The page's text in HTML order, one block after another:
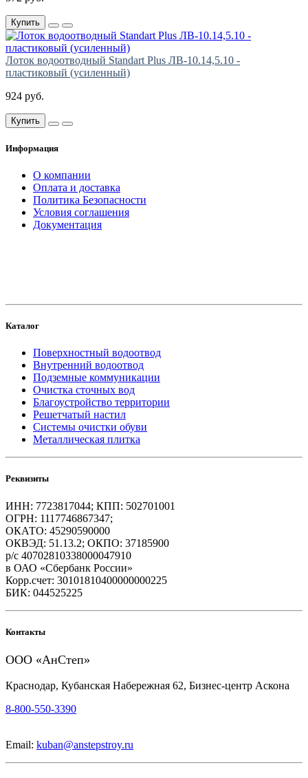
Купить
Лоток водоотводный Standart Plus ЛВ-10.14,5.10 -
пластиковый (усиленный)
924 руб.
Купить
Информация
О компании
Оплата и доставка
Политика Безопасности
Условия соглашения
Документация
Каталог
Поверхностный водоотвод
Внутренний водоотвод
Подземные коммуникации
Очистка сточных вод
Благоустройство территории
Решетчатый настил
Системы очистки обуви
Металлическая плитка
Реквизиты
ИНН: 7723817044; КПП: 502701001
ОГРН: 1117746867347;
ОКАТО: 45290590000
ОКВЭД: 51.13.2; ОКПО: 37185900
р/с 40702810338000047910
в ОАО «Сбербанк России»
Корр.счет: 30101810400000000225
БИК: 044525225
Контакты
ООО «АнСтеп»
Краснодар, Кубанская Набережная 62, Бизнес-центр Аскона
8-800-550-3390
Email: kuban@anstepstroy.ru